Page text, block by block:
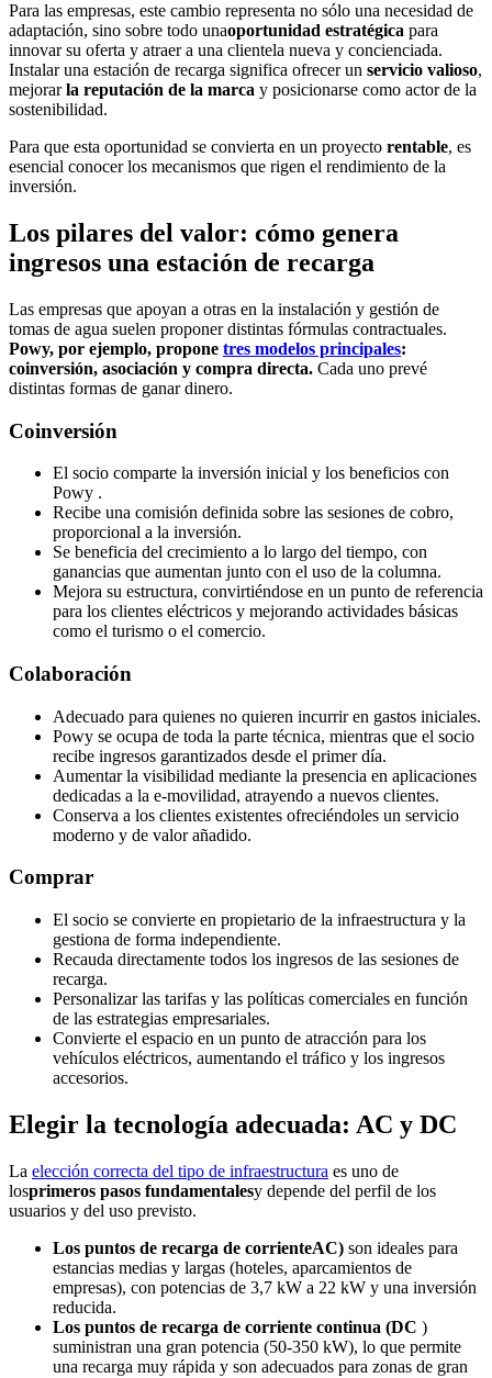
Para las empresas, este cambio representa no sólo una necesidad de
adaptación, sino sobre todo unaoportunidad estratégica para
innovar su oferta y atraer a una clientela nueva y concienciada.
Instalar una estación de recarga significa ofrecer un servicio valioso,
mejorarla reputación de la marca y posicionarse como actor de la
sostenibilidad.
Para que esta oportunidad se convierta en un proyecto rentable, es
esencial conocer los mecanismos que rigen el rendimiento de la
inversión.
Los pilares del valor: cómo genera
ingresos una estación de recarga
Las empresas que apoyan a otras en la instalación y gestión de
tomas de agua suelen proponer distintas fórmulas contractuales.
Powy, por ejemplo, propone tres modelos principales:
coinversión, asociación y compra directa. Cada uno prevé
distintas formas de ganar dinero.
Coinversión
El socio comparte la inversión inicial y los beneficios con
Powy .
Recibe una comisión definida sobre las sesiones de cobro,
proporcional a la inversión.
Se beneficia del crecimiento a lo largo del tiempo, con
ganancias que aumentan junto con el uso de la columna.
Mejora su estructura, convirtiéndose en un punto de referencia
para los clientes eléctricos y mejorando actividades básicas
como el turismo o el comercio.
Colaboración
Adecuado para quienes no quieren incurrir en gastos iniciales.
Powy se ocupa de toda la parte técnica, mientras que el socio
recibe ingresos garantizados desde el primer día.
Aumentar la visibilidad mediante la presencia en aplicaciones
dedicadas a la e-movilidad, atrayendo a nuevos clientes.
Conserva a los clientes existentes ofreciéndoles un servicio
moderno y de valor añadido.
Comprar
El socio se convierte en propietario de la infraestructura y la
gestiona de forma independiente.
Recauda directamente todos los ingresos de las sesiones de
recarga.
Personalizar las tarifas y las políticas comerciales en función
de las estrategias empresariales.
Convierte el espacio en un punto de atracción para los
vehículos eléctricos, aumentando el tráfico y los ingresos
accesorios.
Elegir la tecnología adecuada: AC y DC
La elección correcta del tipo de infraestructura es uno de
losprimeros pasos fundamentalesy depende del perfil de los
usuarios y del uso previsto.
Los puntos de recarga de corrienteAC) son ideales para
estancias medias y largas (hoteles, aparcamientos de
empresas), con potencias de 3,7 kW a 22 kW y una inversión
reducida.
Los puntos de recarga de corriente continua (DC )
suministran una gran potencia (50-350 kW), lo que permite
una recarga muy rápida y son adecuados para zonas de gran